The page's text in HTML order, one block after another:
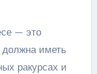
— это
иметь
ракурсах и